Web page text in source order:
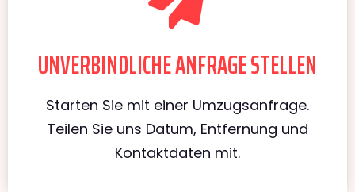
UNVERBINDLICHE ANFRAGE STELLEN
Starten Sie mit einer Umzugsanfrage.
Teilen Sie uns Datum, Entfernung und
Kontaktdaten mit.